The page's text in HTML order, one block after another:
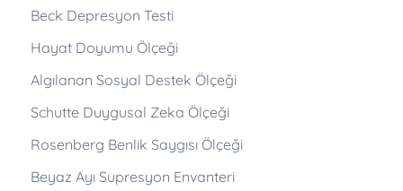
Beck Depresyon Testi
Hayat Doyumu Ölçeği
Algılanan Sosyal Destek Ölçeği
Schutte Duygusal Zeka Ölçeği
Rosenberg Benlik Saygısı Ölçeği
Beyaz Ayı Supresyon Envanteri